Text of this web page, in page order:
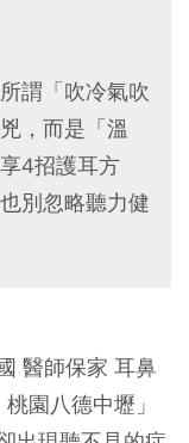
謂「吹冷氣吹
，而是「溫
4招護耳方
別忽略聽力健
醫師保家 耳鼻
園八德中壢」